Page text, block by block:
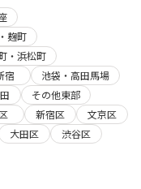
麹町
・浜松町
宿
池袋・高田馬場
その他東部
新宿区
文京区
大田区
渋谷区